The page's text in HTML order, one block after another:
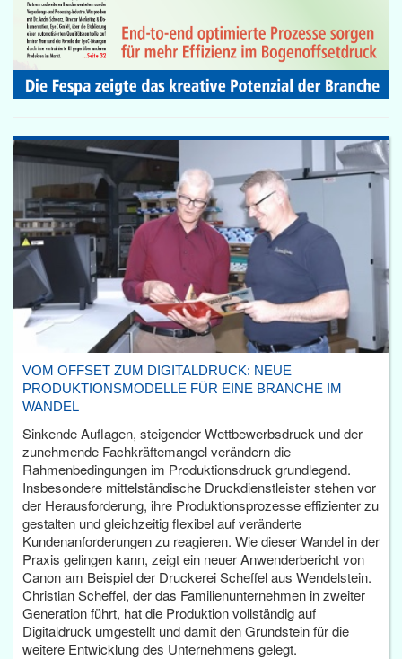
VOM OFFSET ZUM DIGITALDRUCK: NEUE
PRODUKTIONSMODELLE FÜR EINE BRANCHE IM
WANDEL
Sinkende Auflagen, steigender Wettbewerbsdruck und der
zunehmende Fachkräftemangel verändern die
Rahmenbedingungen im Produktionsdruck grundlegend.
Insbesondere mittelständische Druckdienstleister stehen vor
der Herausforderung, ihre Produktionsprozesse effizienter zu
gestalten und gleichzeitig flexibel auf veränderte
Kundenanforderungen zu reagieren. Wie dieser Wandel in der
Praxis gelingen kann, zeigt ein neuer Anwenderbericht von
Canon am Beispiel der Druckerei Scheffel aus Wendelstein.
Christian Scheffel, der das Familienunternehmen in zweiter
Generation führt, hat die Produktion vollständig auf
Digitaldruck umgestellt und damit den Grundstein für die
weitere Entwicklung des Unternehmens gelegt.